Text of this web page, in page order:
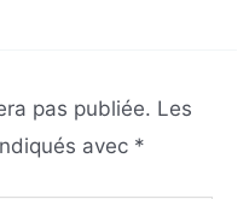
pas publiée. Les
avec *